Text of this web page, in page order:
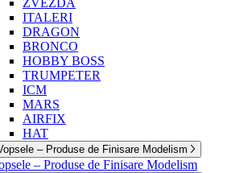
ZVEZDA
ITALERI
DRAGON
BRONCO
HOBBY BOSS
TRUMPETER
ICM
MARS
AIRFIX
HAT
– Produse de Finisare Modelism
– Produse de Finisare Modelism